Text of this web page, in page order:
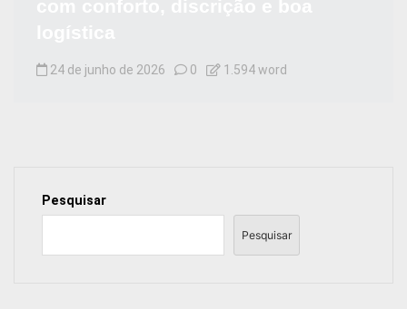
24 de junho de 2026 0 1.594 word
Pesquisar
Pesquisar